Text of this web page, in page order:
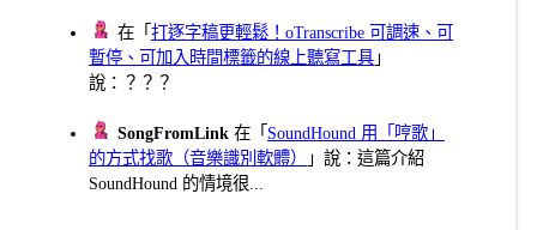
在「打逐字稿更輕鬆！oTranscribe 可調速、可
暫停、可加入時間標籤的線上聽寫工具 」
說：？？？
SongFromLink 在「 SoundHound 用「哼歌」
的方式找歌（音樂識別軟體）
」說：這篇介紹
SoundHound 的情境很...